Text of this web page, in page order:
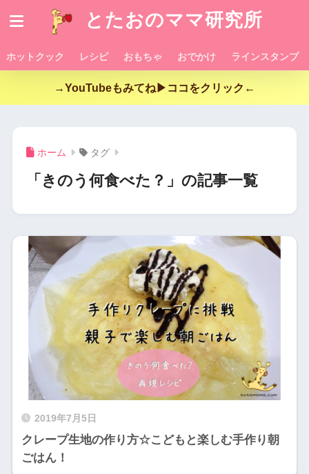
とたおのママ研究所
ホットクック レシピ おもちゃ おでかけ ラインスタンプ
→YouTubeもみてね▶ココをクリック←
ホーム タグ
「きのう何食べた？」の記事一覧
2019年7月5日
クレープ生地の作り方☆こどもと楽しむ手作り朝
ごはん！